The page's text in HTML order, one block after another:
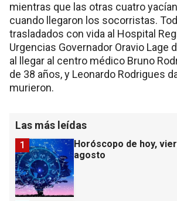
mientras que las otras cuatro
cuando llegaron los socorristas.
trasladados con vida al Hospital
Urgencias Governador Oravio Lage
al llegar al centro médico Bruno
de 38 años, y Leonardo Rodrigues
murieron.
Las más leídas
Horóscopo de hoy,
agosto
1